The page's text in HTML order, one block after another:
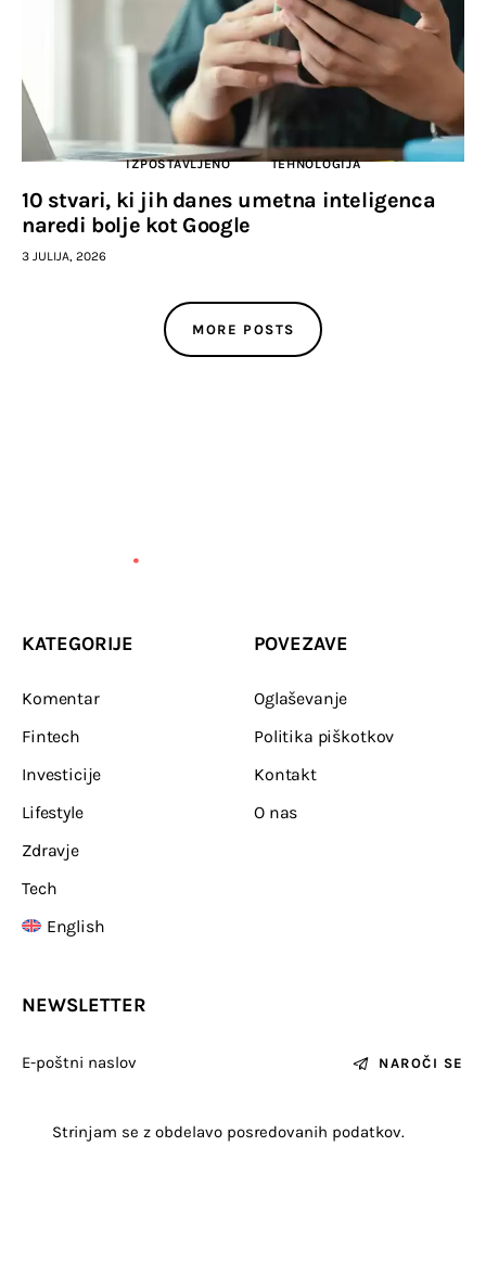
IZPOSTAVLJENO TEHNOLOGIJA
10 stvari, ki jih danes umetna inteligenca
naredi bolje kot Google
3 JULIJA, 2026
MORE POSTS
KATEGORIJE
Komentar
Fintech
Investicije
Lifestyle
Zdravje
Tech
English
POVEZAVE
Oglaševanje
Politika piškotkov
Kontakt
O nas
NEWSLETTER
NAROČI SE
Strinjam se z obdelavo posredovanih podatkov.